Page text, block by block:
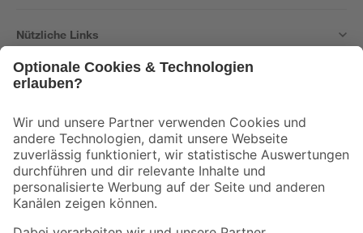
Nützliche Links
Der toom Newsletter: Keine Angebote und Aktionen mehr verpassen!
Zur Newsletter Anmeldung
Folge uns